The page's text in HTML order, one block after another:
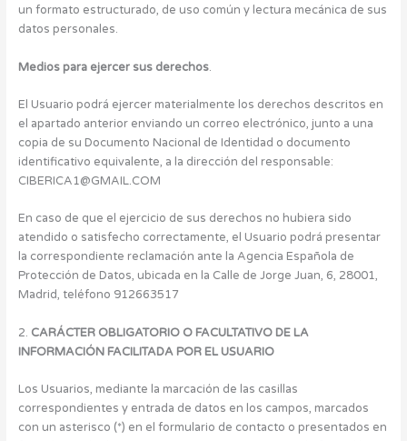
un formato estructurado, de uso común y lectura mecánica de sus
datos personales.
Medios para ejercer sus derechos.
El Usuario podrá ejercer materialmente los derechos descritos en
el apartado anterior enviando un correo electrónico, junto a una
copia de su Documento Nacional de Identidad o documento
identificativo equivalente, a la dirección del responsable:
CIBERICA1@GMAIL.COM
En caso de que el ejercicio de sus derechos no hubiera sido
atendido o satisfecho correctamente, el Usuario podrá presentar
la correspondiente reclamación ante la Agencia Española de
Protección de Datos, ubicada en la Calle de Jorge Juan, 6, 28001,
Madrid, teléfono 912663517
2. CARÁCTER OBLIGATORIO O FACULTATIVO DE LA
INFORMACIÓN FACILITADA POR EL USUARIO
Los Usuarios, mediante la marcación de las casillas
correspondientes y entrada de datos en los campos, marcados
con un asterisco (*) en el formulario de contacto o presentados en